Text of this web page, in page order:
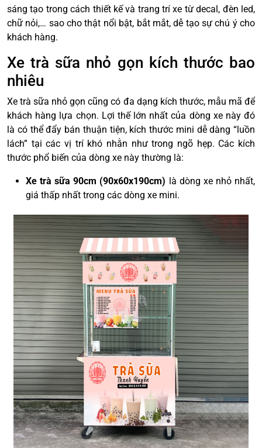
sáng tạo trong cách thiết kế và trang trí xe từ decal, đèn led,
chữ nỏi,… sao cho thật nổi bật, bắt mắt, dễ tạo sự chú ý cho
khách hàng.
Xe trà sữa nhỏ gọn kích thước bao
nhiêu
Xe trà sữa nhỏ gọn cũng có đa dạng kích thước, mẫu mã để
khách hàng lựa chọn. Lợi thế lớn nhất của dòng xe này đó
là có thể đẩy bán thuận tiện, kích thước mini dễ dàng “luồn
lách” tại các vị trí khó nhằn như trong ngõ hẹp. Các kích
thước phổ biến của dòng xe này thường là:
Xe trà sữa 90cm (90x60x190cm) là dòng xe nhỏ nhất,
giá thấp nhất trong các dòng xe mini.